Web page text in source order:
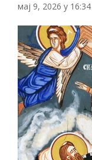
мај 9, 2026 у 16:34